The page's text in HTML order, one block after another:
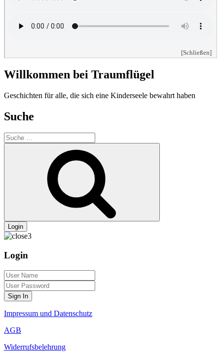
[Schließen]
Willkommen bei Traumflügel
Geschichten für alle, die sich eine Kinderseele bewahrt haben
Suche
Suche
nach:
Login
Login
Sign In
Impressum und Datenschutz
AGB
Widerrufsbelehrung